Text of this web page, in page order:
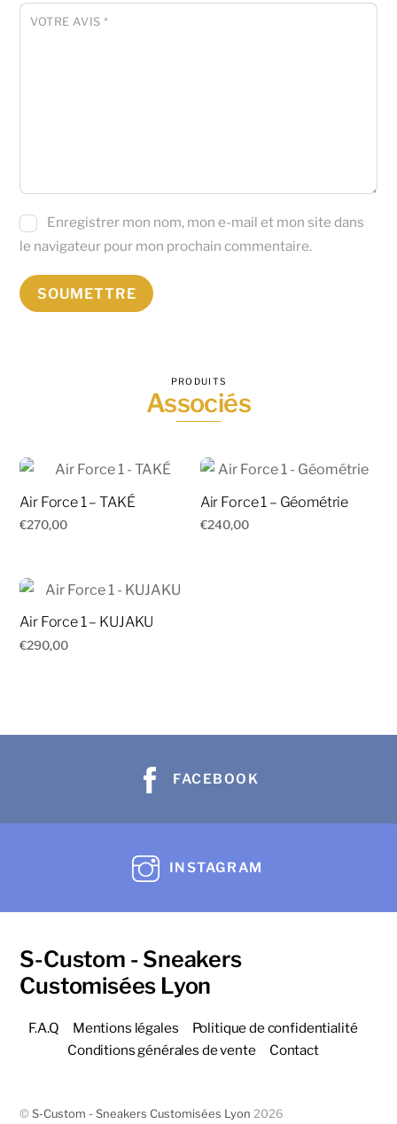
VOTRE AVIS*
Enregistrer mon nom, mon e-mail et mon site dans
le navigateur pour mon prochain commentaire.
PRODUITS
Associés
Air Force 1 – TAKÉ
€270,00
Air Force 1 – Géométrie
€240,00
Air Force 1 – KUJAKU
€290,00
FACEBOOK
INSTAGRAM
S-Custom - Sneakers
Customisées Lyon
F.A.Q Mentions légales
Politique de confidentialité
Conditions générales de vente
Contact
©S-Custom - Sneakers Customisées Lyon 2026